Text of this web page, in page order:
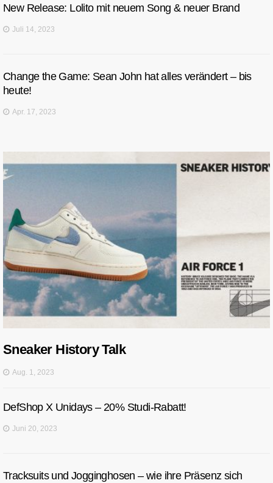
New Release: Lolito mit neuem Song & neuer Brand
Juli 14, 2023
Change the Game: Sean John hat alles verändert – bis
heute!
Apr. 17, 2023
Sneaker History Talk
Aug. 1, 2023
DefShop X Unidays – 20% Studi-Rabatt!
Juni 20, 2023
Tracksuits und Jogginghosen – wie ihre Präsenz sich